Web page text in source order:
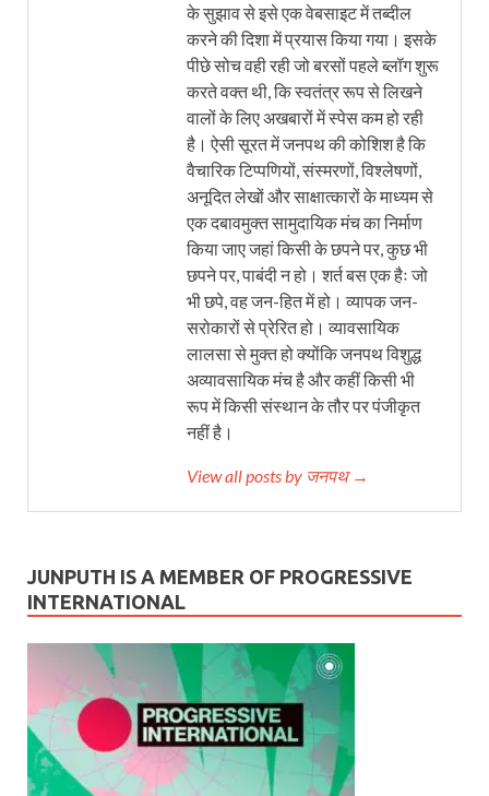
के सुझाव से इसे एक वेबसाइट में तब्दील
करने की दिशा में प्रयास किया गया। इसके
पीछे सोच वही रही जो बरसों पहले ब्लॉग शुरू
करते वक्त थी, कि स्वतंत्र रूप से लिखने
वालों के लिए अखबारों में स्पेस कम हो रही
है। ऐसी सूरत में जनपथ की कोशिश है कि
वैचारिक टिप्पणियों, संस्मरणों, विश्लेषणों,
अनूदित लेखों और साक्षात्कारों के माध्यम से
एक दबावमुक्त सामुदायिक मंच का निर्माण
किया जाए जहां किसी के छपने पर, कुछ भी
छपने पर, पाबंदी न हो। शर्त बस एक हैः जो
भी छपे, वह जन-हित में हो। व्यापक जन-
सरोकारों से प्रेरित हो। व्यावसायिक
लालसा से मुक्त हो क्योंकि जनपथ विशुद्ध
अव्यावसायिक मंच है और कहीं किसी भी
रूप में किसी संस्थान के तौर पर पंजीकृत
नहीं है।
View all posts by जनपथ →
JUNPUTH IS A MEMBER OF PROGRESSIVE
INTERNATIONAL